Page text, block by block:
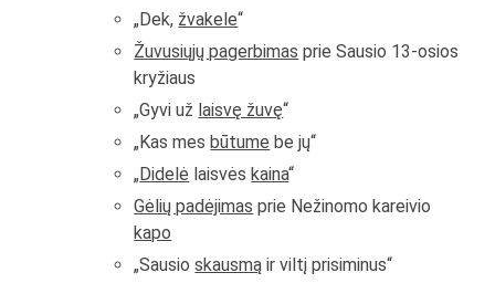
„Dek, žvakele“
Žuvusiųjų pagerbimas prie Sausio 13-osios
kryžiaus
„Gyvi už laisvę žuvę“
„Kas mesbūtume be jų“
„Didelė laisvėskaina“
Gėlių padėjimas prie Nežinomo kareivio
kapo
„Sausioskausmą ir viltį prisiminus“